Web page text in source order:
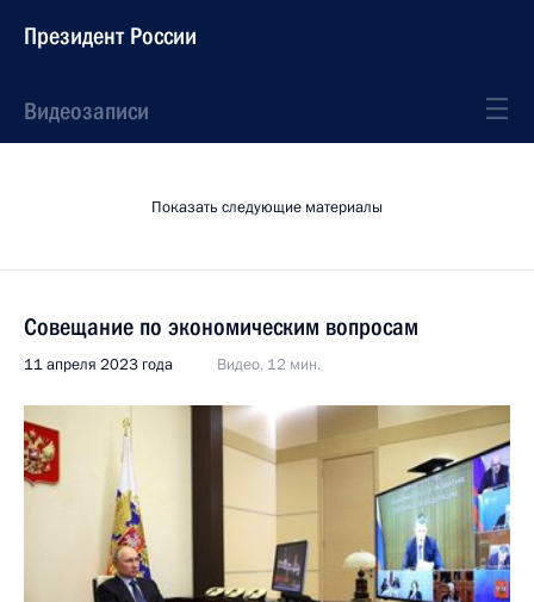
Президент России
Видеозаписи
Показать следующие материалы
Совещание по экономическим вопросам
11 апреля 2023 года Видео, 12 мин.